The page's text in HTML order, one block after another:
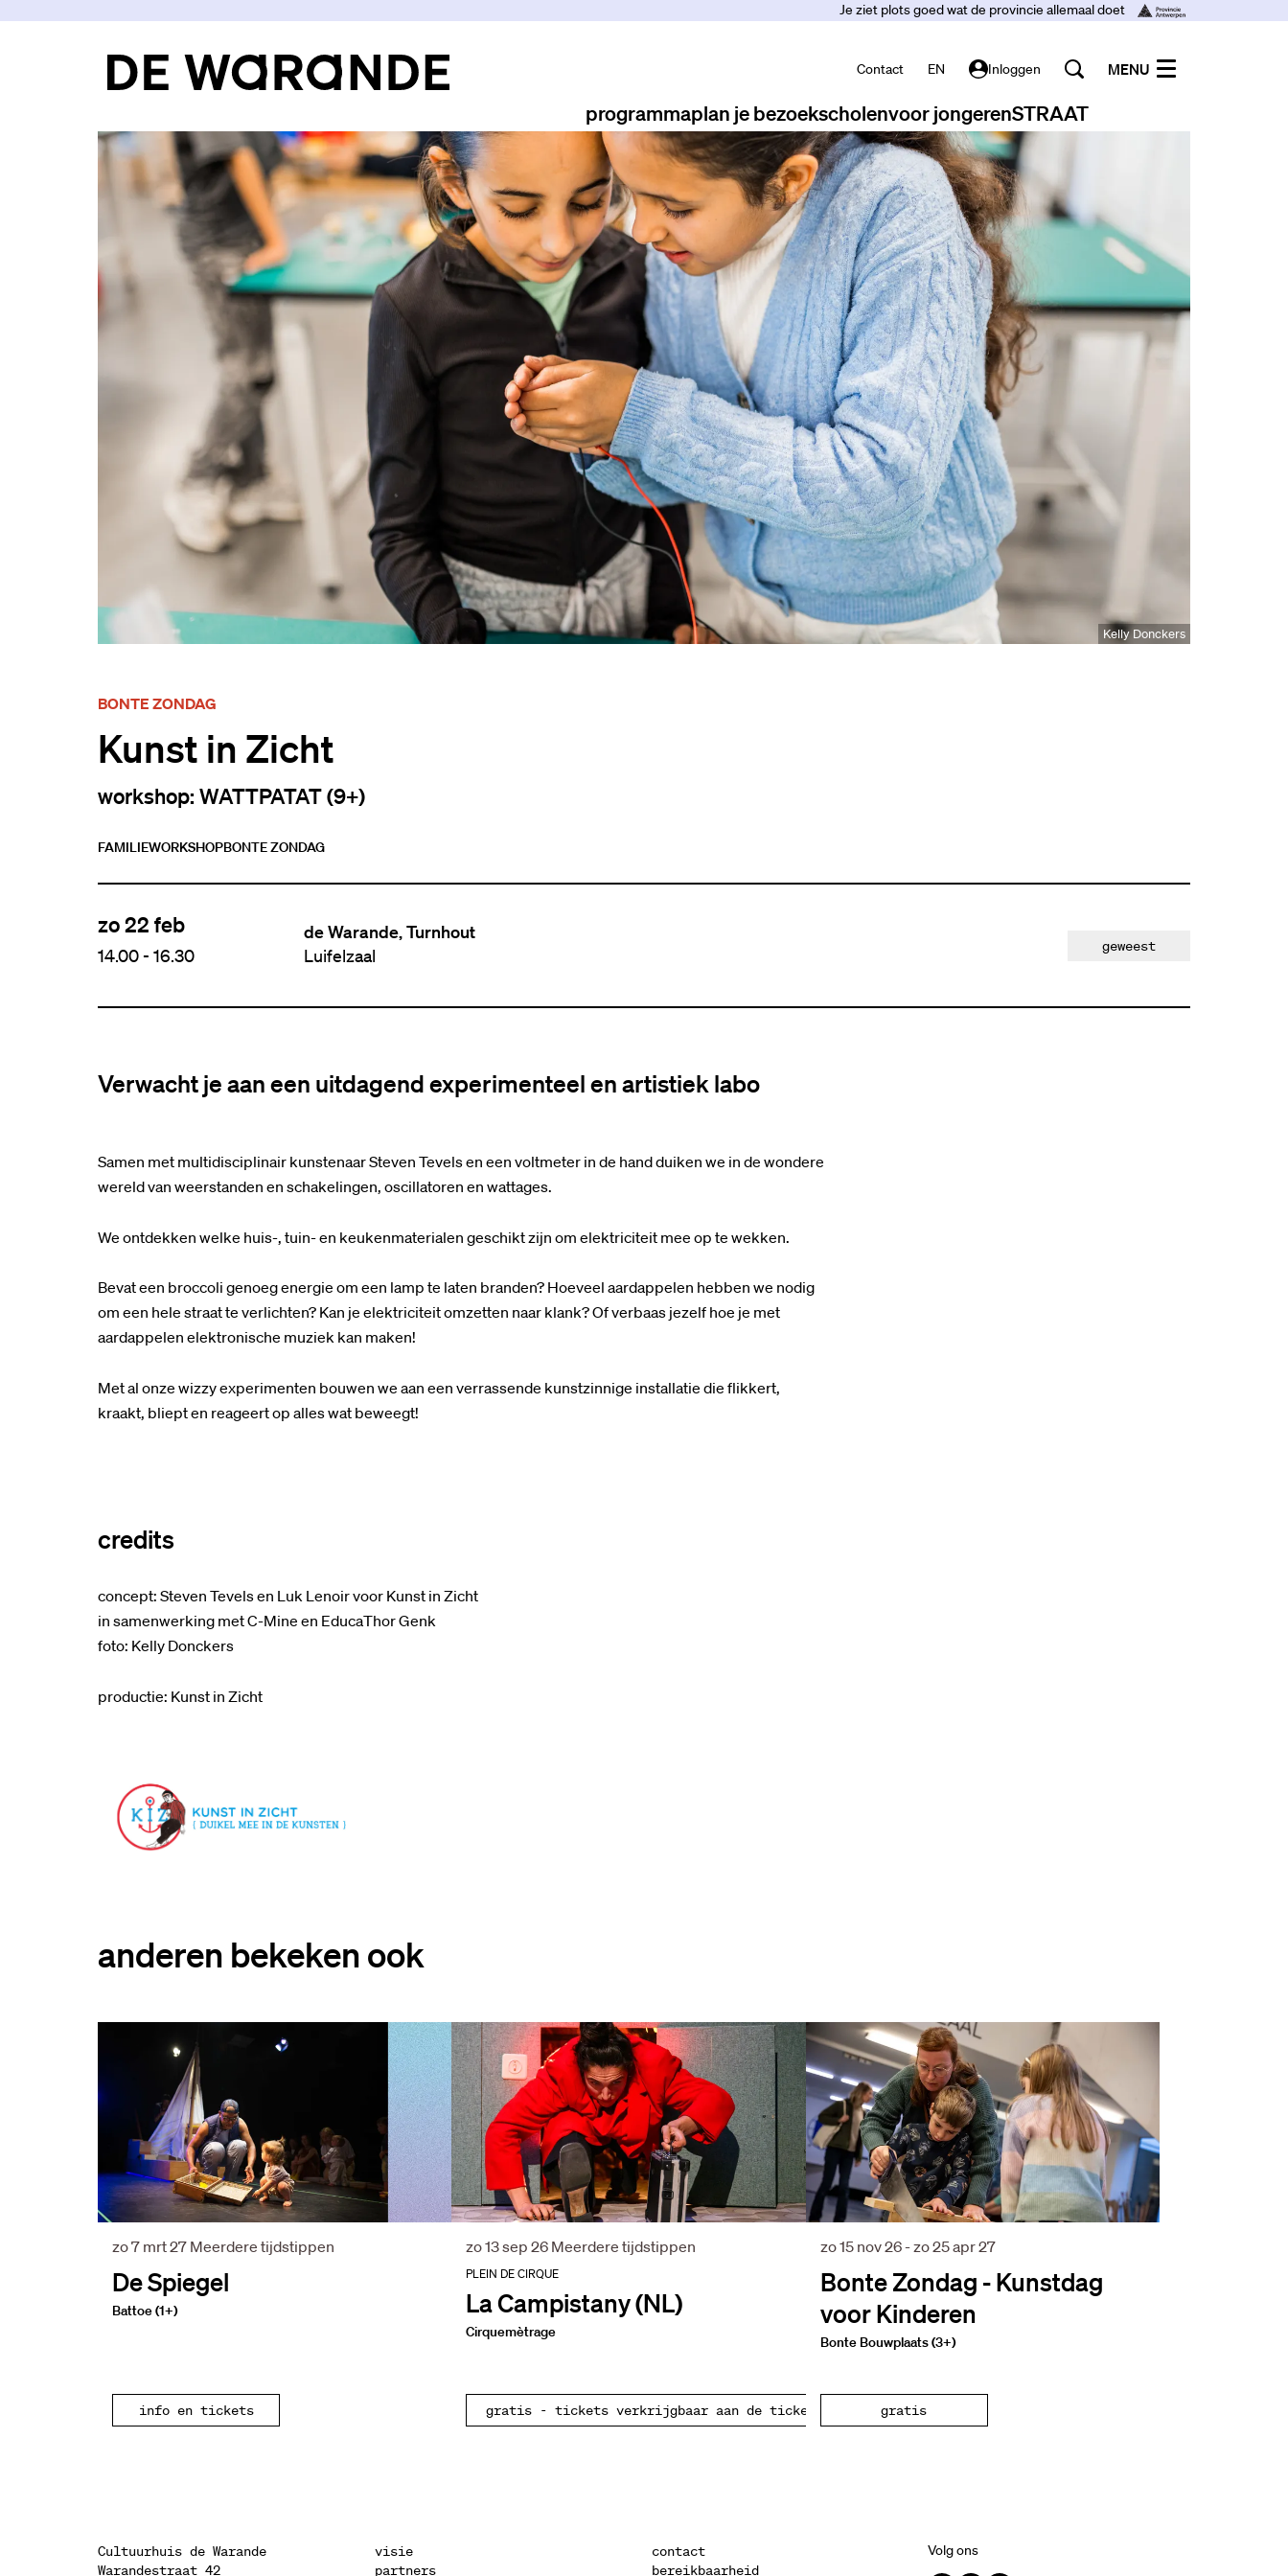
Je ziet plots goed wat de provincie allemaal doet
Contact EN Inloggen
programmaplan je bezoekscholenvoor jongerenSTRAAT
MENU
Kelly Donckers
Kunst in Zicht
workshop: WATTPATAT (9+)
BONTE ZONDAG
FAMILIEWORKSHOPBONTE ZONDAG
zo 22 feb
14.00 - 16.30
de Warande, Turnhout
Luifelzaal
geweest
Verwacht je aan een uitdagend experimenteel en artistiek labo
Samen met multidisciplinair kunstenaar Steven Tevels en een voltmeter in de hand duiken we in de wondere
wereld van weerstanden en schakelingen, oscillatoren en wattages.
We ontdekken welke huis-, tuin- en keukenmaterialen geschikt zijn om elektriciteit mee op te wekken.
Bevat een broccoli genoeg energie om een lamp te laten branden? Hoeveel aardappelen hebben we nodig
om een hele straat te verlichten? Kan je elektriciteit omzetten naar klank? Of verbaas jezelf hoe je met
aardappelen elektronische muziek kan maken!
Met al onze wizzy experimenten bouwen we aan een verrassende kunstzinnige installatie die flikkert,
kraakt, bliept en reageert op alles wat beweegt!
credits
concept: Steven Tevels en Luk Lenoir voor Kunst in Zicht
in samenwerking met C-Mine en EducaThor Genk
foto: Kelly Donckers
productie: Kunst in Zicht
anderen bekeken ook
De Spiegel
Battoe (1+)
zo 7 mrt 27 Meerdere tijdstippen
info en tickets
La Campistany (NL)
Cirquemètrage
PLEIN DE CIRQUE
zo 13 sep 26 Meerdere tijdstippen
gratis - tickets verkrijgbaar aan de ticketbalie
Bonte Zondag - Kunstdag
voor Kinderen
Bonte Bouwplaats (3+)
zo 15 nov 26-zo 25 apr 27
gratis
Cultuurhuis de Warande
Warandestraat 42
visie
partners
contact
bereikbaarheid
Volg ons